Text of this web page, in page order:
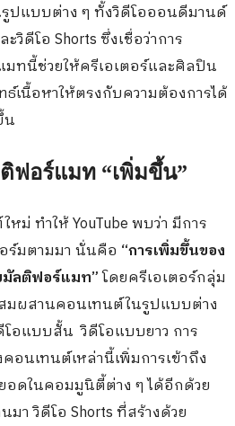
ปแบบต่าง ๆ ทั้งวิดีโอออนดีมานด์
วิดีโอ Shorts ซึ่งเชื่อว่าการ
ทนี้ช่วยให้ครีเอเตอร์และศิลปิน
เนื้อหาให้ตรงกับความต้องการได้
น
ฟอร์แมท “เพิ่มขึ้น”
ม่ ทำให้ YouTube พบว่า มีการ
มตามมา นั่นคือ “การเพิ่มขึ้นของ
ลติฟอร์แมท”โดยครีเอเตอร์กลุ่ม
มผสานคอนเทนต์ในรูปแบบต่าง
โอแบบสั้น วิดีโอแบบยาว การ
อนเทนต์เหล่านี้เพิ่มการเข้าถึง
อดในคอมมูนิตี้ต่าง ๆ ได้อีกด้วย
า วิดีโอ Shorts ที่สร้างด้วย